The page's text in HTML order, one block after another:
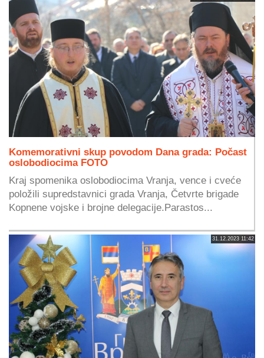
Komemorativni skup povodom Dana grada: Počast
oslobodiocima FOTO
Kraj spomenika oslobodiocima Vranja, vence i cveće
položili supredstavnici grada Vranja, Četvrte brigade
Kopnene vojske i brojne delegacije.Parastos...
31.12.2023 11:42